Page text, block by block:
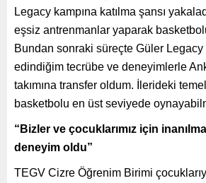
Legacy kampına katılma şansı
eşsiz antrenmanlar yaparak
Bundan sonraki süreçte Güler Legacy
edindiğim tecrübe ve deneyimlerle
takımına transfer oldum. İlerideki
basketbolu en üst seviyede
“Bizler ve çocuklarımız için
deneyim oldu”
TEGV Cizre Öğrenim Birimi